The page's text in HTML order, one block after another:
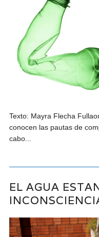
Texto: Mayra Flecha
conocen las pautas de
cabo...
EL AGUA